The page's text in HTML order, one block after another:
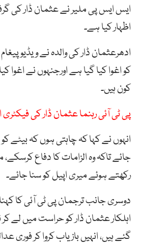
ایس ایس پی ملیر نے عثمان ڈار کی
اظہار کیا ہے۔
ادھرعثمان ڈار کی والدہ نے ویڈیو
کو اغوا کیا گیا ہے اورجنہوں نے اغوا
کون ہیں۔
پی ٹی آئی رہنما عثمان ڈار کی فیکٹری
انہوں نے کہا کہ چاہتی ہوں کہ بیٹے
جائے تاکہ وہ الزامات کا دفاع
رکھتے ہوئے میری اپیل کو سنا جائے۔
دوسری جانب ترجمان پی ٹی آئی کا
اہلکار عثمان ڈار کو حراست میں لے
گئے ہیں، انہیں بازیاب کروا کر فوری